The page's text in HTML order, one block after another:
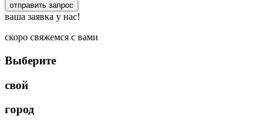
отправить запрос
ваша заявка у нас!
скоро свяжемся с вами
Выберите
свой
город